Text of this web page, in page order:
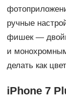
ручные
фишек —
и
делать как
iPhone 7